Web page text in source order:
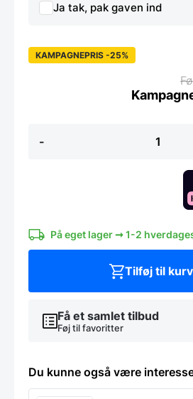
Ja tak, pak gaven ind
-
kniv
antal
KAMPAGNEPRIS -25%
På eget lager ➞ 1-2
Få et samlet tilbud
Føj til favoritter
Tilføj til kurv
Du kunne også være